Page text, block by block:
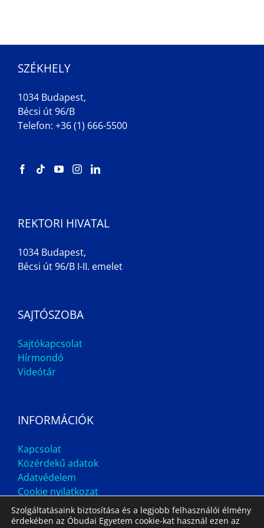
SZÉKHELY
1034 Budapest,
Bécsi út 96/B
Telefon: +36 (1) 666-5500
REKTORI HIVATAL
1034 Budapest,
Bécsi út 96/B I-II. emelet
SAJTÓSZOBA
Sajtókapcsolat
Hírmondó
Videótár
INFORMÁCIÓK
Kapcsolat
Közérdekű adatok
Adatvédelem
Cookie nyilatkozat
Szolgáltatásaink biztosítása és a legjobb felhasználói élmény
érdekében az Óbudai Egyetem cookie-kat használ ezen az